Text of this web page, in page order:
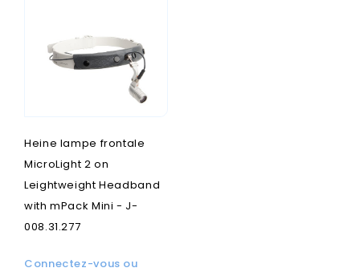
Heine lampe frontale
MicroLight 2 on
Leightweight Headband
with mPack Mini - J-
008.31.277
Connectez-vous ou